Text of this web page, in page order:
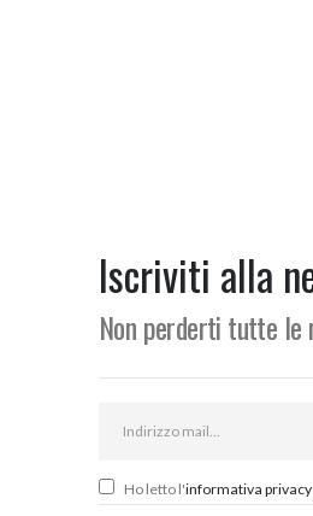
Iscriviti alla
Non perderti tutte le
Ho letto l'informativa privacy